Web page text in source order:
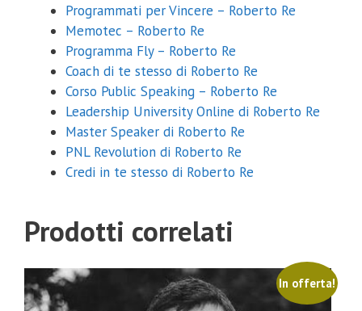
Programmati per Vincere – Roberto Re
Memotec – Roberto Re
Programma Fly – Roberto Re
Coach di te stesso di Roberto Re
Corso Public Speaking – Roberto Re
Leadership University Online di Roberto Re
Master Speaker di Roberto Re
PNL Revolution di Roberto Re
Credi in te stesso di Roberto Re
Prodotti correlati
In offerta!